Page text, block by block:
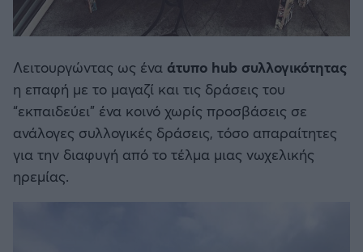
Λειτουργώντας ως ένα άτυπο hub συλλογικότητας
η επαφή με το μαγαζί και τις δράσεις του
“εκπαιδεύει” ένα κοινό χωρίς προσβάσεις σε
ανάλογες συλλογικές δράσεις, τόσο απαραίτητες
για την διαφυγή από το τέλμα μιας νωχελικής
ηρεμίας.